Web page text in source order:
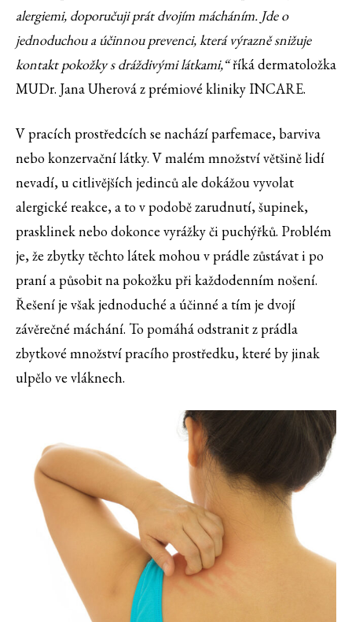
alergiemi, doporučuji prát dvojím mácháním. Jde o
jednoduchou a účinnou prevenci, která výrazně snižuje
kontakt pokožky s dráždivými látkami,“říká dermatoložka
MUDr. Jana Uherová z prémiové kliniky INCARE.
V pracích prostředcích se nachází parfemace, barviva
nebo konzervační látky. V malém množství většině lidí
nevadí, u citlivějších jedinců ale dokážou vyvolat
alergické reakce, a to v podobě zarudnutí, šupinek,
prasklinek nebo dokonce vyrážky či puchýřků. Problém
je, že zbytky těchto látek mohou v prádle zůstávat i po
praní a působit na pokožku při každodenním nošení.
Řešení je však jednoduché a účinné a tím je dvojí
závěrečné máchání. To pomáhá odstranit z prádla
zbytkové množství pracího prostředku, které by jinak
ulpělo ve vláknech.